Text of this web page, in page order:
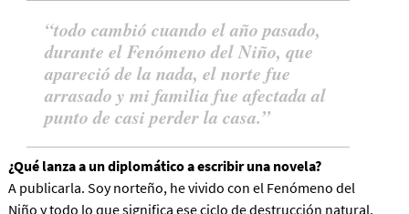
todo cambió cuando el año pasado,
durante el Fenómeno del Niño, que
apareció de la nada, el norte fue
arrasado y mi familia fue afectada al
punto de casi perder la casa.
¿Qué lanza a un diplomático a escribir una novela?
A publicarla. Soy norteño, he vivido con el Fenómeno del
Niño y todo lo que significa ese ciclo de destrucción natural.